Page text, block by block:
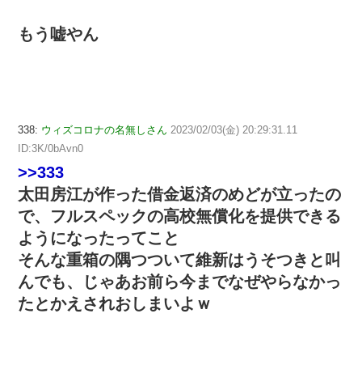
もう嘘やん
338: ウィズコロナの名無しさん 2023/02/03(金) 20:29:31.11
ID:3K/0bAvn0
>>333
太田房江が作った借金返済のめどが立ったの
で、フルスペックの高校無償化を提供できる
ようになったってこと
そんな重箱の隅つついて維新はうそつきと叫
んでも、じゃあお前ら今までなぜやらなかっ
たとかえされおしまいよｗ